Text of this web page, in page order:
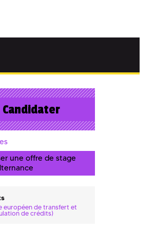
Candidater
une offre de stage
européen de transfert et
de crédits)